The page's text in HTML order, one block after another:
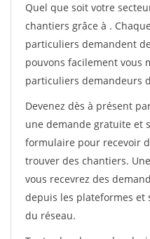
Quel que soit votre
chantiers grâce à .
particuliers demandent
pouvons facilement vous
particuliers demandeurs
Devenez dès à présent
une demande gratuite et
formulaire pour recevoir
trouver des chantiers.
vous recevrez des
depuis les plateformes et
du réseau.